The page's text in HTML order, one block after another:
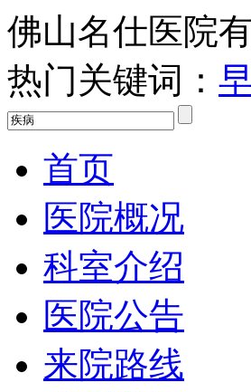
佛山名仕医院
热门关键词：
首页
医院概况
科室介绍
医院公告
来院路线